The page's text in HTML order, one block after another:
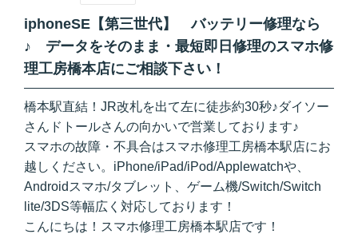
iphoneSE【第三世代】 バッテリー修理なら
♪ データをそのまま・最短即日修理のスマホ修
理工房橋本店にご相談下さい！
橋本駅直結！JR改札を出て左に徒歩約30秒♪ダイソー
さんドトールさんの向かいで営業しております♪
スマホの故障・不具合はスマホ修理工房橋本駅店にお
越しください。iPhone/iPad/iPod/Applewatchや、
Androidスマホ/タブレット、ゲーム機/Switch/Switch
lite/3DS等幅広く対応しております！
こんにちは！スマホ修理工房橋本駅店です！